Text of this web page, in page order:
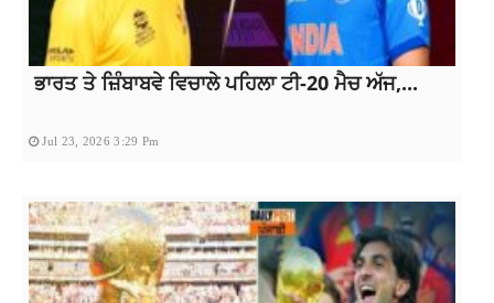
ਭਾਰਤ ਤੇ ਜ਼ਿੰਬਾਬਵੇ ਵਿਚਾਲੇ ਪਹਿਲਾ ਟੀ-20 ਮੈਚ ਅੱਜ,...
Jul 23, 2026 3:29 Pm